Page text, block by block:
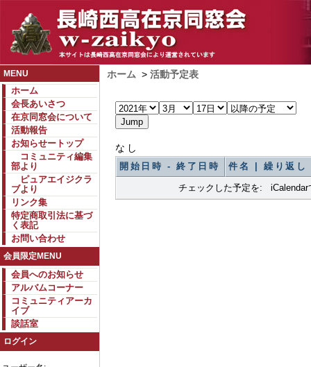
MENU
ホーム
会長あいさつ
在京同窓会について
活動報告
お知らせートップ
コミュニティ編集
部より
ピュアエイジクラ
ブより
リンク集
特定商取引法に基づ
く表記
お問い合わせ
会員限定MENU
会員へのお知らせ
アルバムコーナー
コミュニティアーカ
イブ
談話室
ログイン
ホーム > 活動予定表
なし
開始日時 - 終了日時 件名 | 繰り返
チェックした予定を: iCalendar